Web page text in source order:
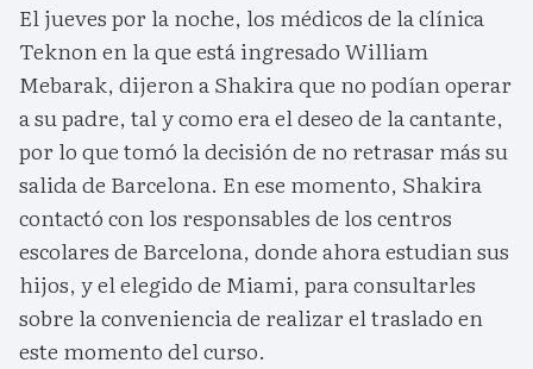
El jueves por la noche, los médicos de la clínica
Teknon en la que está ingresado William
Mebarak, dijeron a Shakira que no podían operar
a su padre, tal y como era el deseo de la cantante,
por lo que tomó la decisión de no retrasar más su
salida de Barcelona. En ese momento, Shakira
contactó con los responsables de los centros
escolares de Barcelona, donde ahora estudian sus
hijos, y el elegido de Miami, para consultarles
sobre la conveniencia de realizar el traslado en
este momento del curso.